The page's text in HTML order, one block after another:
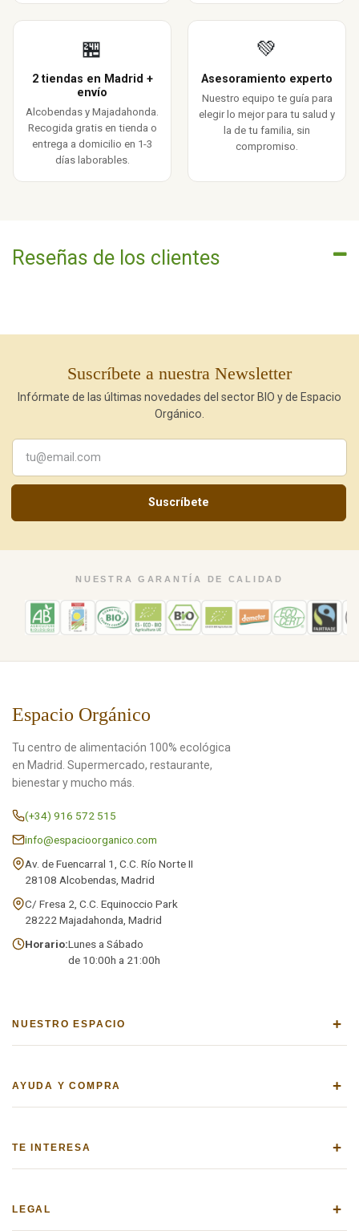
🏪
2 tiendas en Madrid +
envío
Alcobendas y Majadahonda.
Recogida gratis en tienda o
entrega a domicilio en 1-3
días laborables.
💚
Asesoramiento experto
Nuestro equipo te guía para
elegir lo mejor para tu salud y
la de tu familia, sin
compromiso.
Reseñas de los clientes
Suscríbete a nuestra Newsletter
Infórmate de las últimas novedades del sector BIO y de Espacio
Orgánico.
Suscríbete
NUESTRA GARANTÍA DE CALIDAD
Espacio Orgánico
Tu centro de alimentación 100% ecológica
en Madrid. Supermercado, restaurante,
bienestar y mucho más.
(+34) 916 572 515
info@espacioorganico.com
Av. de Fuencarral 1, C.C. Río Norte II
28108 Alcobendas, Madrid
C/ Fresa 2, C.C. Equinoccio Park
28222 Majadahonda, Madrid
Horario:Lunes a Sábado
de 10:00h a 21:00h
NUESTRO ESPACIO +
AYUDA Y COMPRA +
TE INTERESA +
LEGAL +